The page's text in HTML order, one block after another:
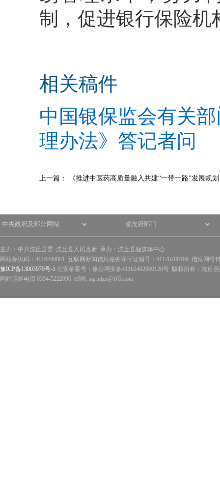
制，促进银行保险机
相关稿件
中国银保监会有关
理办法》答记者问
上一篇： 《推进中医药高质量融入共建“一带一路”发展规
主办：中共沈丘县委 沈丘县人民政府 承办：沈丘县融媒体中心
网站标识码：4116240001 互联网新闻信息服务许可证编号：41120200100 信息网络
豫ICP备13003979号-1 公安备案号：豫公网安备41162402000128号 版权所有：沈丘
网站运维电话 0394-5222096 邮箱: sqrmtzx@163.com